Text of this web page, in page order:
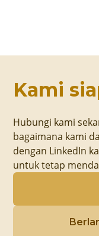
Kami
Hubungi kami
bagaimana kami
dengan LinkedIn
untuk tetap